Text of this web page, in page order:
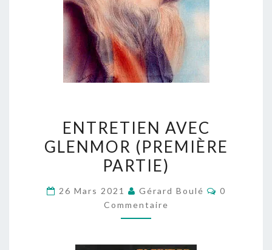
AVEC
GLENMOR
(PREMIÈRE
ENTRETIEN AVEC
GLENMOR (PREMIÈRE
PARTIE)
26 Mars 2021 Gérard Boulé
0
Commentaire